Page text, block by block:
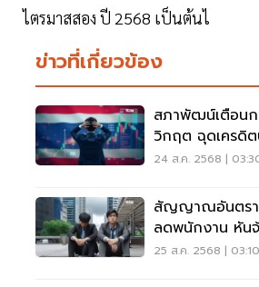
ไตรมาสสอง ปี 2568 เป็นต้นไ
ข่าวที่เกี่ยวข้อง
สภาพัฒน์เตือนก
วิกฤต ฉุดเครดิต
น่าลงทุนปี 70
24 ส.ค. 2568 |
สัญญาณอันตรา
ลดพนักงาน หัน
สัญญาจ้าง แทน
25 ส.ค. 2568 |